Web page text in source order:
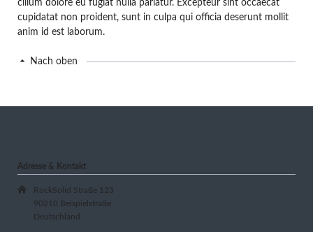
cillum dolore eu fugiat nulla pariatur. Excepteur sint occaecat
cupidatat non proident, sunt in culpa qui officia deserunt mollit
anim id est laborum.
Nach oben
Adresse & Kontakt
RockSolid Straße 123
90210 Beispielstraße
Deutschland